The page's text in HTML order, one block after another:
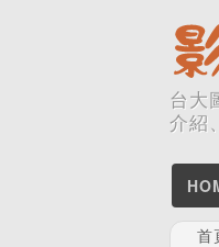
台大
介紹
首